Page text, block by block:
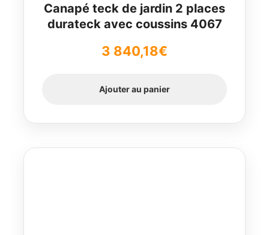
Canapé teck de jardin 2 places
durateck avec coussins 4067
3 840,18€
Ajouter au panier